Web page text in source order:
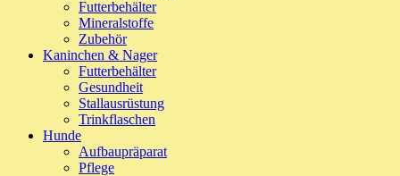
Futterbehälter
Mineralstoffe
Zubehör
Kaninchen & Nager
Futterbehälter
Gesundheit
Stallausrüstung
Trinkflaschen
Hunde
Aufbaupräparat
Pflege